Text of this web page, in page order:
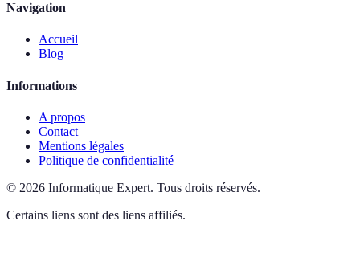
Navigation
Accueil
Blog
Informations
A propos
Contact
Mentions légales
Politique de confidentialité
© 2026 Informatique Expert. Tous droits réservés.
Certains liens sont des liens affiliés.